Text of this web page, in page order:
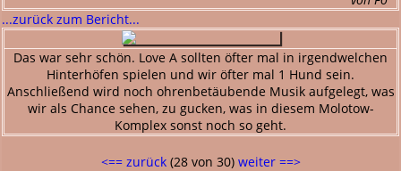
...zurück zum Bericht...
Das war sehr schön. Love A sollten öfter mal in irgendwelchen
Hinterhöfen spielen und wir öfter mal 1 Hund sein.
Anschließend wird noch ohrenbetäubende Musik aufgelegt, was
wir als Chance sehen, zu gucken, was in diesem Molotow-
Komplex sonst noch so geht.
<== zurück(28 von 30) weiter ==>